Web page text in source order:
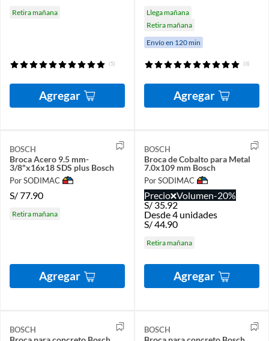
Retira mañana
(5)
Agregar
Llega mañana
Retira mañana
Envío en 120 min
(6)
Agregar
BOSCH
Broca Acero 9.5 mm-
3/8"x16x18 SDS plus Bosch
Por SODIMAC
S/77.90
Retira mañana
Agregar
BOSCH
Broca de Cobalto para Metal
7.0x109 mm Bosch
Por SODIMAC
Precio Volumen-20%
S/ 35.92
Desde 4 unidades
S/44.90
Retira mañana
Agregar
BOSCH BOSCH